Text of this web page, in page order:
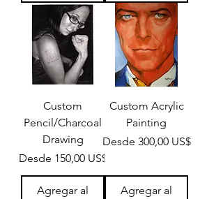
Custom
Pencil/Charcoal
Drawing
Desde 150,00 US$
Precio de oferta
Agregar al
Custom Acrylic
Painting
Desde 300,00 US$
Precio de oferta
Agregar al